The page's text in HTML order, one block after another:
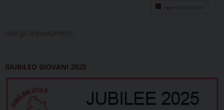
Agenda diocesana
tutti gli appuntamenti...
GIUBILEO GIOVANI 2025